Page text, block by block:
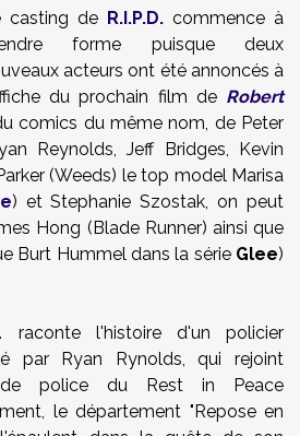
casting de R.I.P.D. commence à
forme puisque deux
acteurs ont été annoncés à
du prochain film de Robert
comics du même nom, de Peter
Reynolds, Jeff Bridges, Kevin
(Weeds) le top model Marisa
) et Stephanie Szostak, on peut
Hong (Blade Runner) ainsi que
Burt Hummel dans la série Glee)
raconte l'histoire d'un policier
par Ryan Rynolds, qui rejoint
de police du Rest in Peace
le département "Repose en